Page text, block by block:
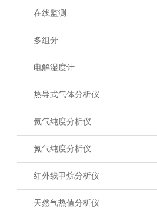
在线监测
多组分
电解湿度计
热导式气体分析仪
氦气纯度分析仪
氮气纯度分析仪
红外线甲烷分析仪
天然气热值分析仪